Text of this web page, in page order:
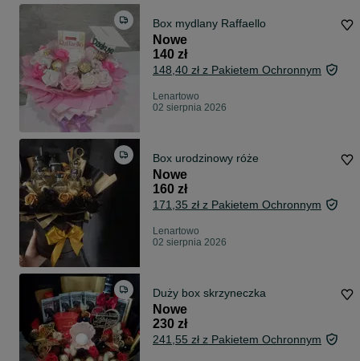
Box mydlany Raffaello
Nowe
140 zł
148,40 zł z Pakietem Ochronnym
Lenartowo
02 sierpnia 2026
Box urodzinowy róże
Nowe
160 zł
171,35 zł z Pakietem Ochronnym
Lenartowo
02 sierpnia 2026
Duży box skrzyneczka
Nowe
230 zł
241,55 zł z Pakietem Ochronnym